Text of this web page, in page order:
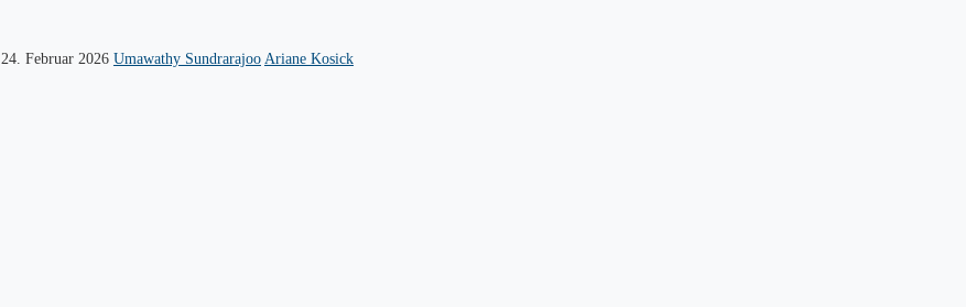
24. Februar 2026 Umawathy SundrarajooAriane Kosick